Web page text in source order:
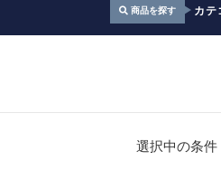
商品を探す カテ
選択中の条件